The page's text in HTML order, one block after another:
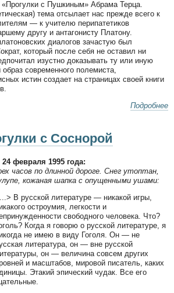
«Прогулки с Пушкиным» Абрама Терца.
тема отсылает нас прежде всего к
— к учителю перипатетиков
другу и антагонисту Платону.
диалогов зачастую был
который после себя не оставил ни
изустно доказывать ту или иную
образ современного полемиста,
истин создает на страницах своей книги
Подробнее
с Соснорой
24 февраля 1995 года:
часов по длинной дороге. Снег утоптан,
кожаная шапка с опущенными ушами:
В русской литературе — никакой игры,
остроумия, легкости и
свободного человека. Что?
Когда я говорю о русской литературе, я
не имею в виду Гоголя. Он — не
литература, он — вне русской
он — величина совсем других
и масштабов, мировой писатель, каких
Этакий эпический чудак. Все его